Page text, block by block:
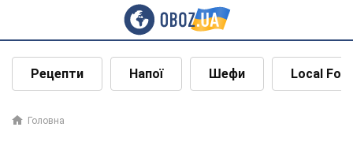
Рецепти Напої Шефи Local
Головна